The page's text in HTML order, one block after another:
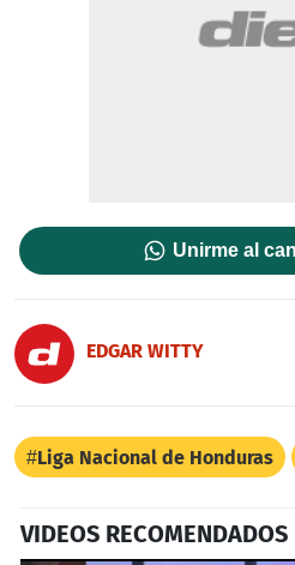
Unirme al
EDGAR WITTY
Liga Nacional de Honduras
VIDEOS RECOMENDADOS